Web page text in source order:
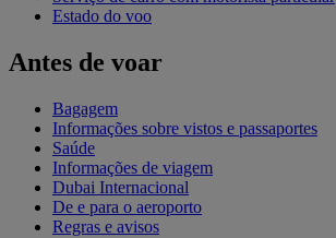
Estado do voo
Antes de voar
Bagagem
Informações sobre vistos e passaportes
Saúde
Informações de viagem
Dubai Internacional
De e para o aeroporto
Regras e avisos